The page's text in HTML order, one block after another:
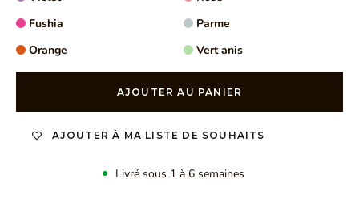
Fushia
Parme
Orange
Vert anis
AJOUTER AU PANIER
AJOUTER À MA LISTE DE SOUHAITS
Livré sous 1 à 6 semaines